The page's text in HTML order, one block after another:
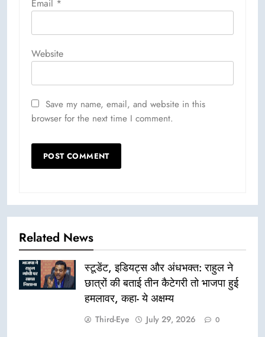
Email *
Website
Save my name, email, and website in this
browser for the next time I comment.
Related News
स्टूडेंट, इडियट्स और अंधभक्त: राहुल ने
छात्रों की बताई तीन कैटेगरी तो भाजपा हुई
हमलावर, कहा- ये अक्षम्य
Third-Eye July 29, 2026 0